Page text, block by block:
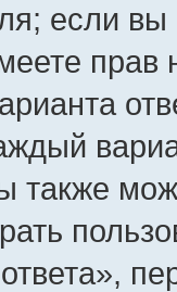
если
прав
также